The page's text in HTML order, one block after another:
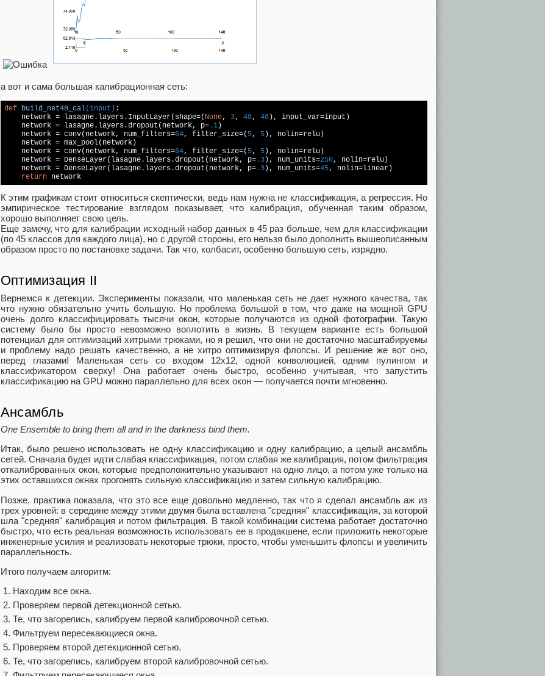
а вот и сама большая калибрационная сеть:
def build_net48_cal(input) :
network = lasagne.layers.InputLayer(shape=( None, 3, 48, 48 ), input_var=input)
    network = lasagne.layers.dropout(network, p=
.1 )
    network = conv(network, num_filters=
64, filter_size=( 5, 5 ), nolin=relu)
    network = max_pool(network)
    network = conv(network, num_filters=
64, filter_size=( 5, 5 ), nolin=relu)
    network = DenseLayer(lasagne.layers.dropout(network, p=
.3 ), num_units=256, nolin=relu)
    network = DenseLayer(lasagne.layers.dropout(network, p=
.3 ), num_units=45, nolin=linear)
return network
К этим графикам стоит относиться скептически, ведь нам нужна не классификация, а регрессия. Но
эмпирическое тестирование взглядом показывает, что калибрация, обученная таким образом,
хорошо выполняет свою цель.
Еще замечу, что для калибрации исходный набор данных в 45 раз больше, чем для классификации
(по 45 классов для каждого лица), но с другой стороны, его нельзя было дополнить вышеописанным
образом просто по постановке задачи. Так что, колбасит, особенно большую сеть, изрядно.
Оптимизация II
Вернемся к детекции. Эксперименты показали, что маленькая сеть не дает нужного качества, так
что нужно обязательно учить большую. Но проблема большой в том, что даже на мощной GPU
очень долго классифицировать тысячи окон, которые получаются из одной фотографии. Такую
систему было бы просто невозможно воплотить в жизнь. В текущем варианте есть большой
потенциал для оптимизаций хитрыми трюками, но я решил, что они не достаточно масштабируемы
и проблему надо решать качественно, а не хитро оптимизируя флопсы. И решение же вот оно,
перед глазами! Маленькая сеть со входом 12х12, одной конволюцией, одним пулингом и
классификатором сверху! Она работает очень быстро, особенно учитывая, что запустить
классификацию на GPU можно параллельно для всех окон — получается почти мгновенно.
Ансамбль
One Ensemble to bring them all and in the darkness bind them.
Итак, было решено использовать не одну классификацию и одну калибрацию, а целый ансамбль
сетей. Сначала будет идти слабая классификация, потом слабая же калибрация, потом фильтрация
откалиброванных окон, которые предположительно указывают на одно лицо, а потом уже только на
этих оставшихся окнах прогонять сильную классификацию и затем сильную калибрацию.
Позже, практика показала, что это все еще довольно медленно, так что я сделал ансамбль аж из
трех уровней: в середине между этими двумя была вставлена "средняя" классификация, за которой
шла "средняя" калибрация и потом фильтрация. В такой комбинации система работает достаточно
быстро, что есть реальная возможность использовать ее в продакшене, если приложить некоторые
инженерные усилия и реализовать некоторые трюки, просто, чтобы уменьшить флопсы и увеличить
параллельность.
Итого получаем алгоритм:
Находим все окна.
Проверяем первой детекционной сетью.
Те, что загорелись, калибруем первой калибровочной сетью.
Фильтруем пересекающиеся окна.
Проверяем второй детекционной сетью.
Те, что загорелись, калибруем второй калибровочной сетью.